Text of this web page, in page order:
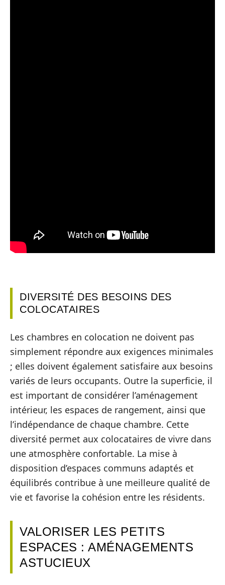
DIVERSITÉ DES BESOINS DES
COLOCATAIRES
Les chambres en colocation ne doivent pas
simplement répondre aux exigences minimales
; elles doivent également satisfaire aux besoins
variés de leurs occupants. Outre la superficie, il
est important de considérer l’aménagement
intérieur, les espaces de rangement, ainsi que
l’indépendance de chaque chambre. Cette
diversité permet aux colocataires de vivre dans
une atmosphère confortable. La mise à
disposition d’espaces communs adaptés et
équilibrés contribue à une meilleure qualité de
vie et favorise la cohésion entre les résidents.
VALORISER LES PETITS
ESPACES : AMÉNAGEMENTS
ASTUCIEUX